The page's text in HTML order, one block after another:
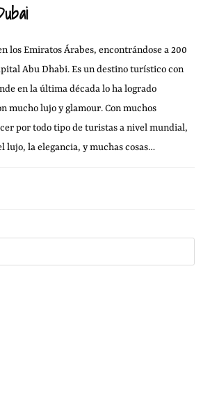
los Emiratos Árabes, encontrándose a 200
Abu Dhabi. Es un destino turístico con
en la última década lo ha logrado
mucho lujo y glamour. Con muchos
por todo tipo de turistas a nivel mundial,
lujo, la elegancia, y muchas cosas…